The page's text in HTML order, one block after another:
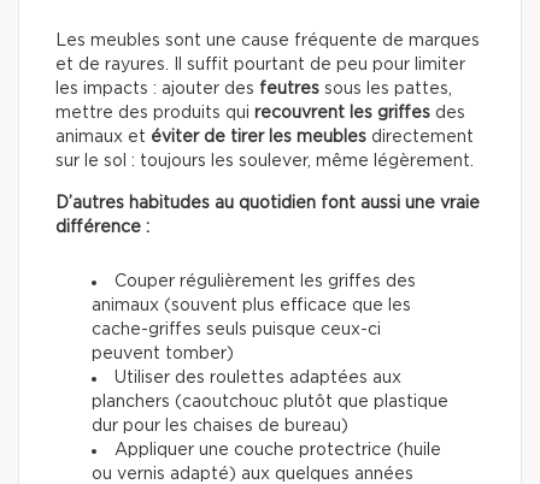
Les meubles sont une cause fréquente de marques
et de rayures. Il suffit pourtant de peu pour limiter
les impacts : ajouter des feutres sous les pattes,
mettre des produits qui recouvrent les griffes des
animaux et éviter de tirer les meubles directement
sur le sol : toujours les soulever, même légèrement.
D’autres habitudes au quotidien font aussi une vraie
différence :
Couper régulièrement les griffes des
animaux (souvent plus efficace que les
cache-griffes seuls puisque ceux-ci
peuvent tomber)
Utiliser des roulettes adaptées aux
planchers (caoutchouc plutôt que plastique
dur pour les chaises de bureau)
Appliquer une couche protectrice (huile
ou vernis adapté) aux quelques années